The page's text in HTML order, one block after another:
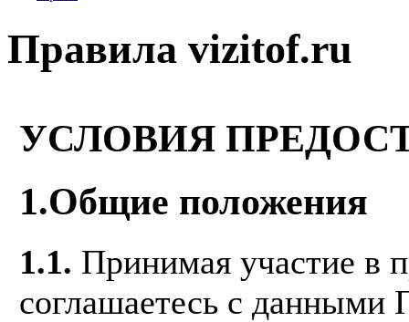
Правила vizitof.ru
УСЛОВИЯ
1.Общие положения
1.1. Принимая участие в
соглашаетесь с данными